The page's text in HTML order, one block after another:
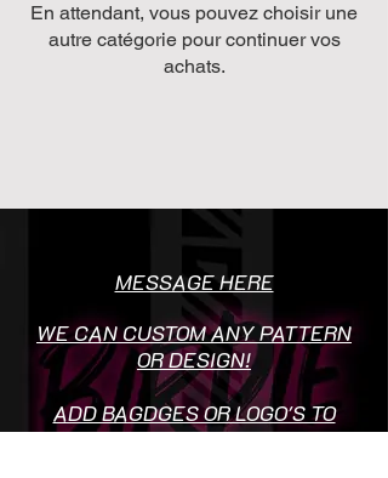
En attendant, vous pouvez choisir une
autre catégorie pour continuer vos
achats.
MESSAGE HERE
WE CAN CUSTOM ANY PATTERN
OR DESIGN!
ADD BAGDGES OR LOGO'S TO
SOCIETY SHIRTS FREE OF